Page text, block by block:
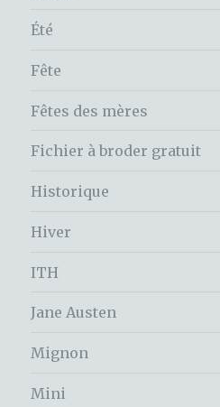
Été
Fête
Fêtes des mères
Fichier à broder gratuit
Historique
Hiver
ITH
Jane Austen
Mignon
Mini